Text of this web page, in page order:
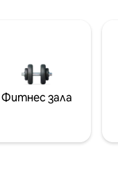
Фитнес зала